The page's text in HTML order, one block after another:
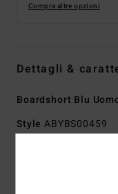
Compra altre opzioni
Dettagli &
Boardshort Blu
Style ABYBS00459